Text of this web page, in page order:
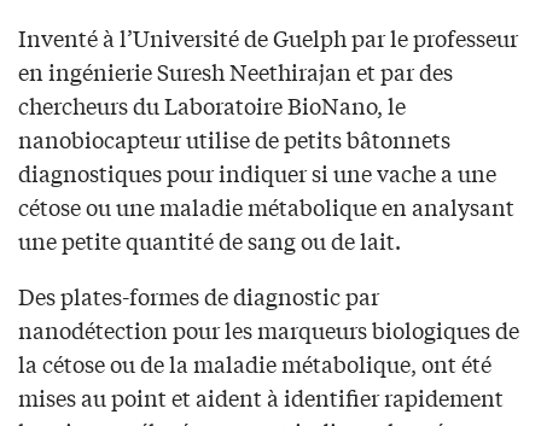
Inventé à l’Université de Guelph par le professeur
en ingénierie Suresh Neethirajan et par des
chercheurs du Laboratoire BioNano, le
nanobiocapteur utilise de petits bâtonnets
diagnostiques pour indiquer si une vache a une
cétose ou une maladie métabolique en analysant
une petite quantité de sang ou de lait.
Des plates-formes de diagnostic par
nanodétection pour les marqueurs biologiques de
la cétose ou de la maladie métabolique, ont été
mises au point et aident à identifier rapidement